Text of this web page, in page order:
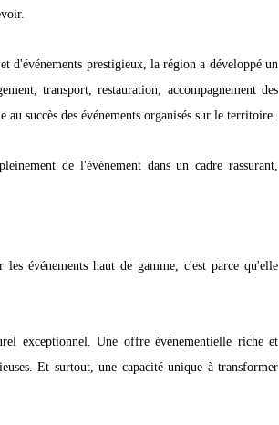
d'événements prestigieux, la région a développé un
transport, restauration, accompagnement des
succès des événements organisés sur le territoire.
de l'événement dans un cadre rassurant,
événements haut de gamme, c'est parce qu'elle
exceptionnel. Une offre événementielle riche et
Et surtout, une capacité unique à transformer